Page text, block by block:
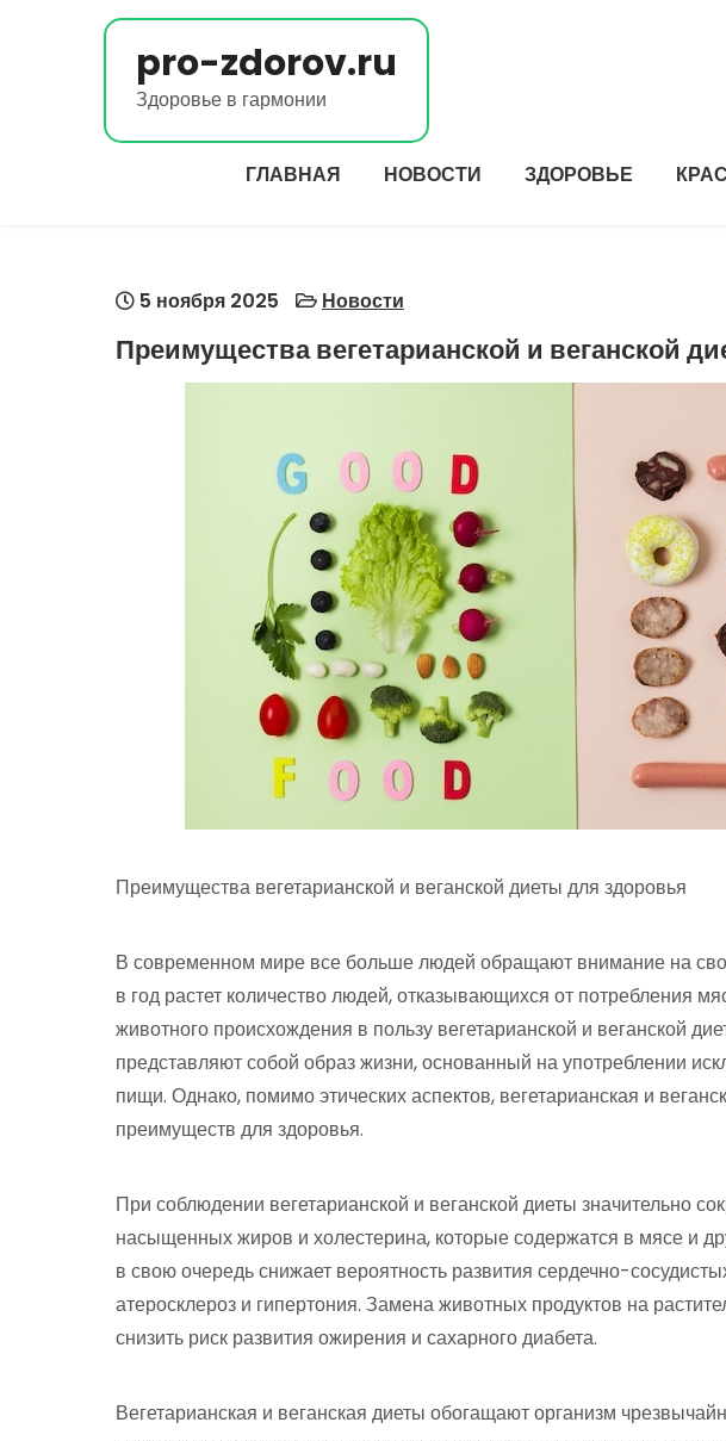
pro-zdorov.ru
Здоровье в гармонии
ГЛАВНАЯ НОВОСТИ ЗДОРОВЬЕ
5 ноября 2025 Новости
Преимущества вегетарианской и веганской
Преимущества вегетарианской и веганской диеты для здоровья
В современном мире все больше людей обращают внимание на
в год растет количество людей, отказывающихся от потребления
животного происхождения в пользу вегетарианской и веганской
представляют собой образ жизни, основанный на употреблении
пищи. Однако, помимо этических аспектов, вегетарианская и
преимуществ для здоровья.
При соблюдении вегетарианской и веганской диеты значительно
насыщенных жиров и холестерина, которые содержатся в мясе и
в свою очередь снижает вероятность развития сердечно-
атеросклероз и гипертония. Замена животных продуктов на
снизить риск развития ожирения и сахарного диабета.
Вегетарианская и веганская диеты обогащают организм